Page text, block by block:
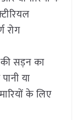
रोग
सड़न का
या
के लिए